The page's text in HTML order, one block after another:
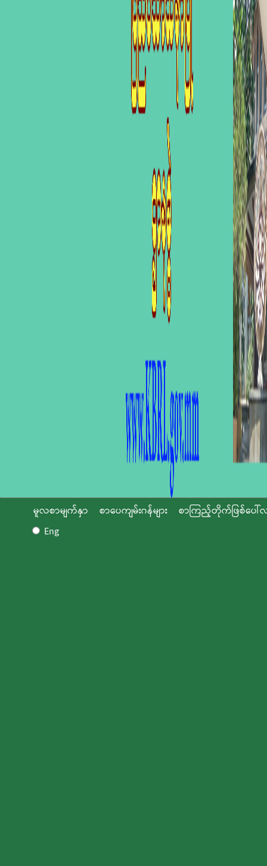
မူလစာမျက်နှာ စာပေကျမ်းဂန်များ
စာကြည့်တိုက်ဖြစ်ပေါ်
Eng